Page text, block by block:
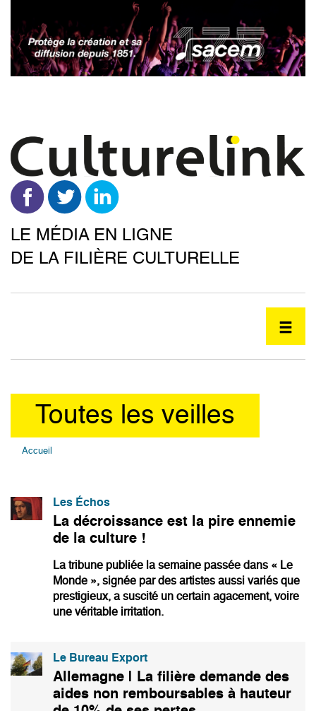
contenu
principal
LE MÉDIA EN LIGNE
DE LA FILIÈRE CULTURELLE
Toutes les veilles
Accueil
Les Échos
La décroissance est la pire ennemie
de la culture !
La tribune publiée la semaine passée dans « Le
Monde », signée par des artistes aussi variés que
prestigieux, a suscité un certain agacement, voire
une véritable irritation.
Le Bureau Export
Allemagne | La filière demande des
aides non remboursables à hauteur